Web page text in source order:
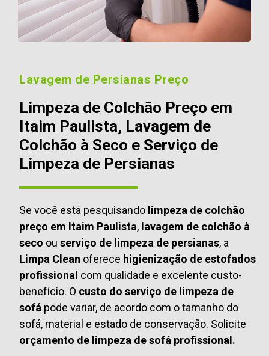
Lavagem de Persianas Preço
Limpeza de Colchão Preço em
Itaim Paulista, Lavagem de
Colchão à Seco e Serviço de
Limpeza de Persianas
Se você está pesquisando limpeza de colchão
preço em Itaim Paulista, lavagem de colchão à
seco ou serviço de limpeza de persianas, a
Limpa Clean oferece higienização de estofados
profissional com qualidade e excelente custo-
benefício. O custo do serviço de limpeza de
sofá pode variar, de acordo com o tamanho do
sofá, material e estado de conservação. Solicite
orçamento de limpeza de sofá profissional.